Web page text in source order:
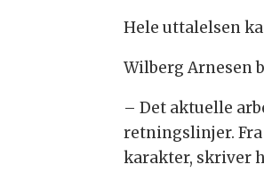
Hele uttalelsen
Wilberg Arnesen
– Det aktuelle
retningslinjer.
karakter, skriver